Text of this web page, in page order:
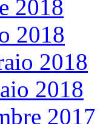
2018
2018
2018
2018
2017